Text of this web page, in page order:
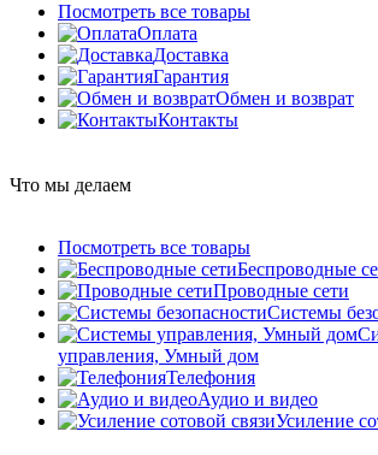
Посмотреть все товары
Оплата
Доставка
Гарантия
Обмен и возврат
Контакты
Что мы делаем
Посмотреть все товары
Беспроводные
Проводные сети
Системы
управления, Умный дом
Телефония
Аудио и видео
Усиление